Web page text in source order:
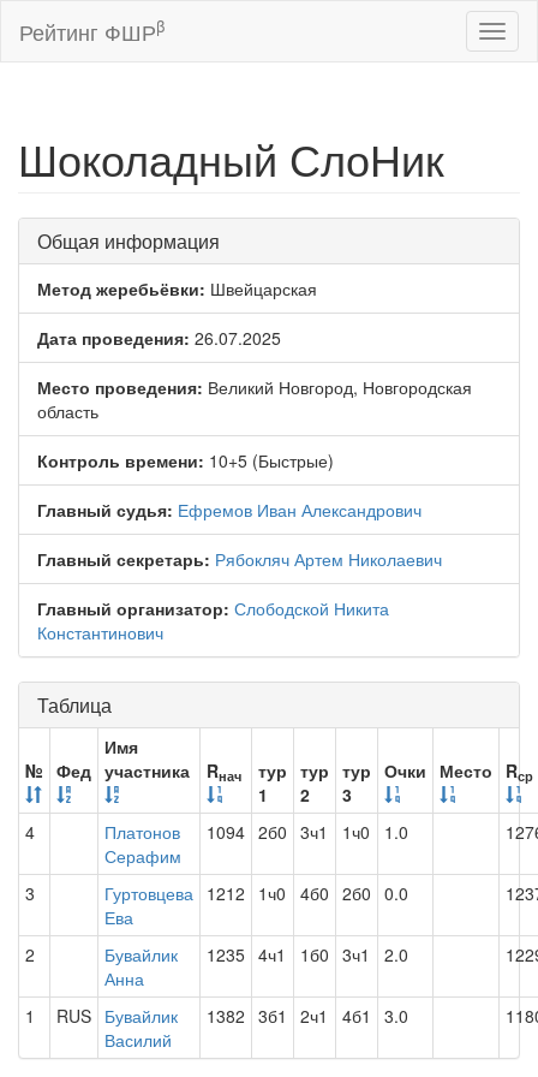
Рейтинг ФШРβ
Шоколадный СлоНик
Общая информация
Метод жеребьёвки: Швейцарская
Дата проведения: 26.07.2025
Место проведения: Великий Новгород, Новгородская
область
Контроль времени: 10+5 (Быстрые)
Главный судья: Ефремов Иван Александрович
Главный секретарь: Рябокляч Артем Николаевич
Главный организатор: Слободской Никита
Константинович
Таблица
№ Фед
Имя
участника
Rнач
тур
1
тур
2
тур
3
Очки Место Rср
4
Платонов
Серафим
1094 2б0 3ч1 1ч0 1.0
3
Гуртовцева
Ева
1212 1ч0 4б0 2б0 0.0
2
Бувайлик
Анна
1235 4ч1 1б0 3ч1 2.0
1 RUS Бувайлик
Василий
1382 3б1 2ч1 4б1 3.0